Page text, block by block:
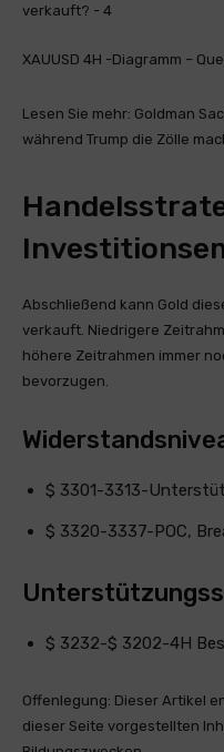
XAUUSD 4H -Diagramm –
Lesen Sie mehr: Goldman
während Trump die Zölle
Abschließend kann Gold
verkauft. Niedrigere
höhere Zeitrahmen immer
bevorzugen.
$ 3301-3313-
$ 3320-3337-POC,
$ 3232-$ 3202-4H
Offenlegung: Dieser Artikel
dieser Seite vorgestellten